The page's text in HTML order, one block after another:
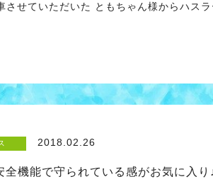
せていただいた ともちゃん様からハス
2018.02.26
全機能で守られている感がお気に入り